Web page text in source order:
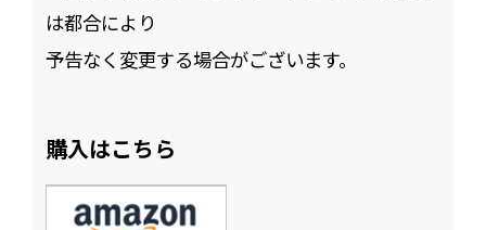
は都合により
予告なく変更する場合がございます。
購入はこちら